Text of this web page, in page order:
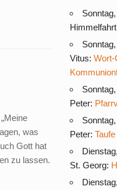
was
Gott hat
zu lassen.
Vitus: Wort-
Peter:
Peter:
St. Georg: